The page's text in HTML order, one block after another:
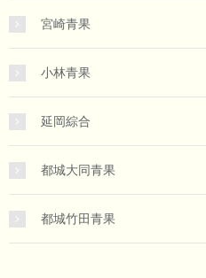
宮崎青果
小林青果
延岡綜合
都城大同青果
都城竹田青果